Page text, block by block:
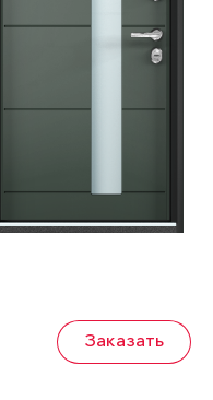
Заказать